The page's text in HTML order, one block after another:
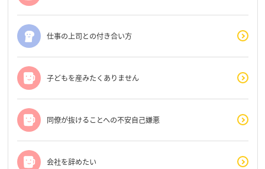
仕事の上司との付き合い方
子どもを産みたくありません
同僚が抜けることへの不安自己嫌悪
会社を辞めたい